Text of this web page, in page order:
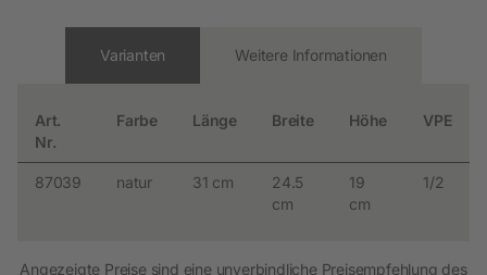
Varianten
Art.
Nr.
Farbe Länge Breite Höhe VPE
87039 natur 31 cm
24.5
cm
19
cm
1/2
Weitere Informationen
Angezeigte Preise sind eine unverbindliche Preisempfehlung des